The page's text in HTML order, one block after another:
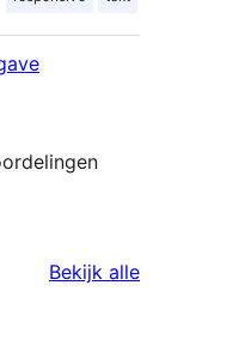
Bekijk alle